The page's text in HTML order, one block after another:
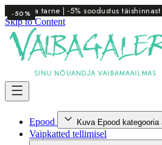
Tasuta tarne | -5% soodustus
Skip to Content
Epood Kuva Epood kategooria
Vaipkatted tellimisel
-50%